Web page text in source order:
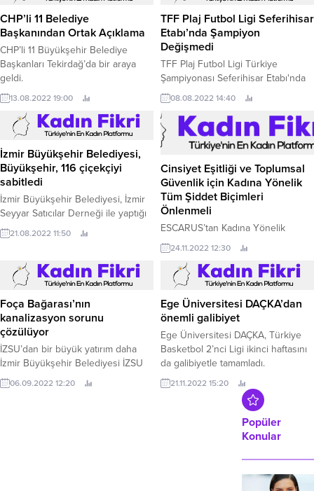
CHP’li 11 Belediye
Başkanından Ortak Açıklama
CHP’li 11 Büyükşehir Belediye
Başkanları Tekirdağ’da bir araya
geldi.
13.08.2022 19:00
TFF Plaj Futbol Ligi Seferihisar
Etabı’nda Şampiyon
Değişmedi
TFF Plaj Futbol Ligi Türkiye
Şampiyonası Seferihisar Etabı'nda
pandemi yasakları nedeniyle son
olarak 2019 yılında düzenlenen
turnuvada Şampiyon olan Cittaslow
Seferihisar tekrar şampiyon oldu.
08.08.2022 14:40
İzmir Büyükşehir Belediyesi,
Büyükşehir, 116 çiçekçiyi
sabitledi
İzmir Büyükşehir Belediyesi, İzmir
Seyyar Satıcılar Derneği ile yaptığı
çalışma sonucu kent genelindeki
116 seyyar çiçek satıcısı artık
çalışacak.
21.08.2022 11:50
Cinsiyet Eşitliği ve Toplumsal
Güvenlik için Kadına Yönelik
Tüm Şiddet Biçimleri
Önlenmeli
ESCARUS’tan Kadına Yönelik
Şiddete Karşı Uluslararası
Mücadele Günü Mesajı “Kadına
Yönelik Şiddete Karşı Uluslararası
Mücadele” günü kapsamında
değerlendirmede bulunan Escarus
Genel Müdürü Dr.
24.11.2022 12:30
Foça Bağarası’nın
kanalizasyon sorunu
çözülüyor
İZSU’dan bir büyük yatırım daha
İzmir Büyükşehir Belediyesi İZSU
Genel Müdürlüğü Foça
Bağarası’nın uzun yıllardır süren
06.09.2022 12:20
Ege Üniversitesi DAÇKA’dan
önemli galibiyet
Ege Üniversitesi DAÇKA, Türkiye
Basketbol 2’nci Ligi ikinci haftasını
da galibiyetle tamamladı.
21.11.2022 15:20
Popüler
Konular